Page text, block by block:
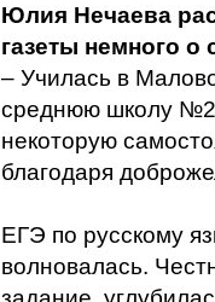
Юлия Нечаева
газеты немного о
– Училась в
среднюю школу №2.
некоторую
благодаря
ЕГЭ по русскому
волновалась.